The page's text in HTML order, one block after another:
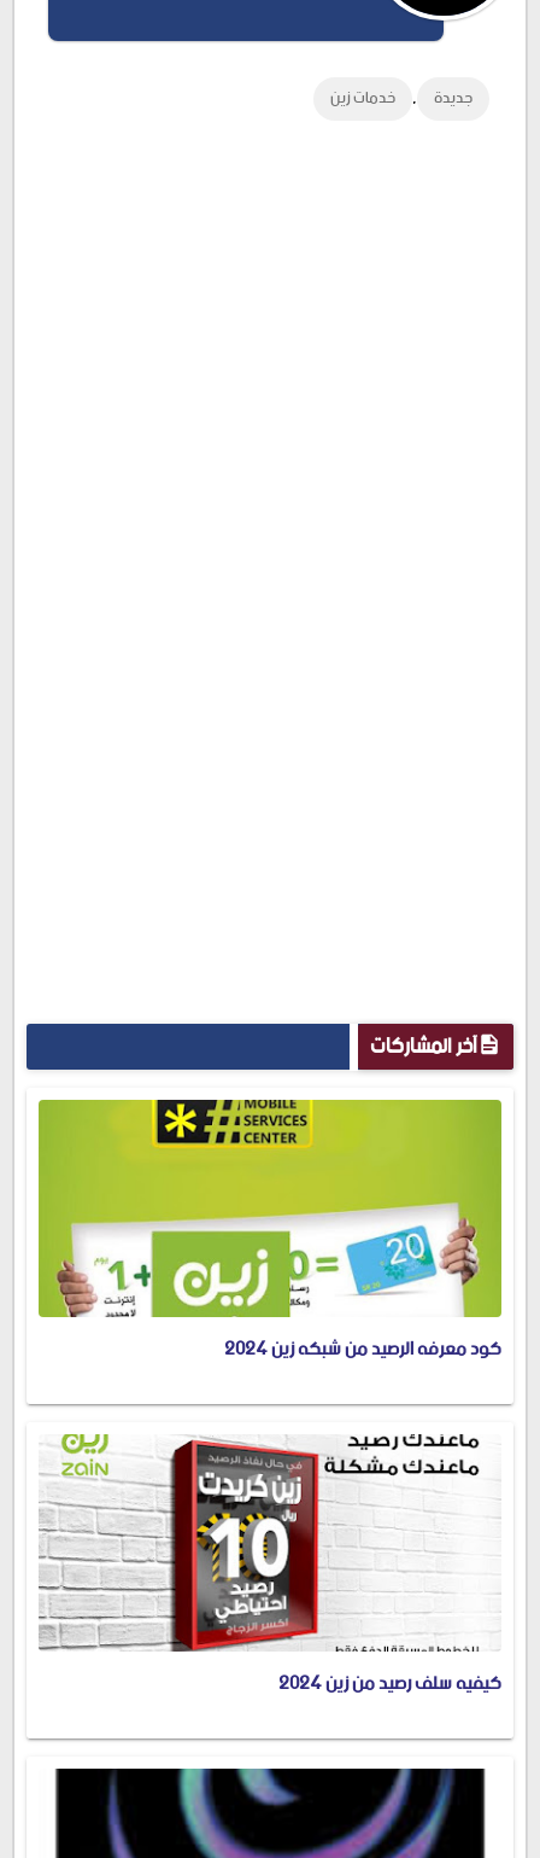
جديدة , خدمات زين
آخر المشاركات
كود معرفه الرصيد من شبكه زين 2024
كيفيه سلف رصيد من زين 2024